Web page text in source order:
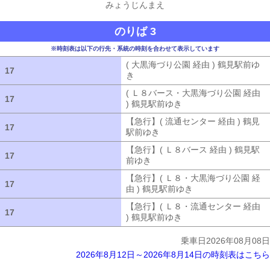
みょうじんまえ
のりば 3
※時刻表は以下の行先・系統の時刻を合わせて表示しています
17
( 大黒海づり公園 経由 ) 鶴見駅前ゆ
き
17
( Ｌ８バース・大黒海づり公園 経由
) 鶴見駅前ゆき
17
【急行】( 流通センター 経由 ) 鶴見
駅前ゆき
17
【急行】( Ｌ８バース 経由 ) 鶴見駅
前ゆき
17
【急行】( Ｌ８・大黒海づり公園 経
由 ) 鶴見駅前ゆき
17
【急行】( Ｌ８・流通センター 経由
) 鶴見駅前ゆき
乗車日2026年08月08日
2026年8月12日～2026年8月14日の時刻表はこちら